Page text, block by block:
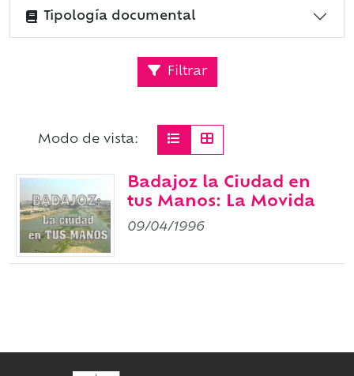
Tipología documental
Filtrar
Modo de vista:
Badajoz la Ciudad en
tus Manos: La Movida
09/04/1996